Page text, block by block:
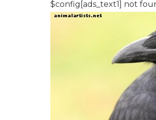
$config[ads_text1] not